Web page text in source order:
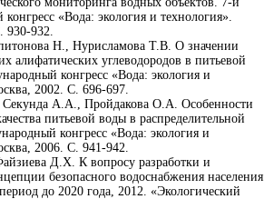
«Вода: экология и технология».
932.
Н., Нурисламова Т.В. О значении
алифатических углеводородов в питьевой
конгресс «Вода: экология и
2002. С. 696-697.
А.А., Пройдакова О.А. Особенности
питьевой воды в распределительной
конгресс «Вода: экология и
2006. С. 941-942.
Д.Х. К вопросу разработки и
безопасного водоснабжения населения
до 2020 года, 2012. «Экологический